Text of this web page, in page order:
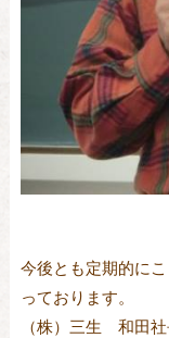
今後とも定期的に
っております。
（株）三生 和田